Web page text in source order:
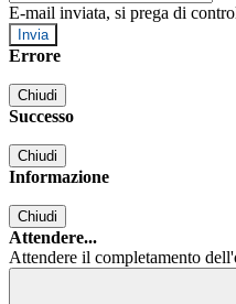
E-mail inviata, si prega di
Errore
Chiudi
Successo
Chiudi
Informazione
Chiudi
Attendere...
Attendere il completamento